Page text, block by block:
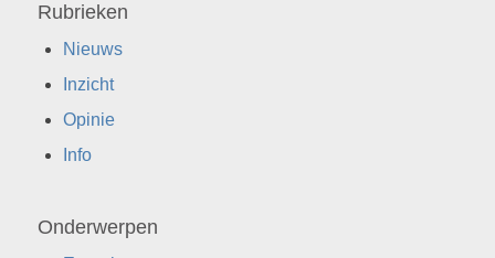
Rubrieken
Nieuws
Inzicht
Opinie
Info
Onderwerpen